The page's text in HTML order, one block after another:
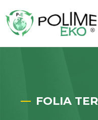
FOLIA